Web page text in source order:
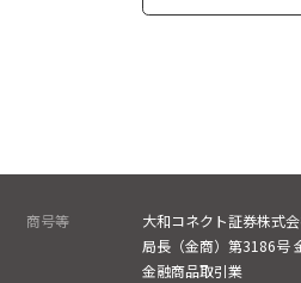
商号等
大和コネクト証券株式
局長（金商）第3186号
金融商品取引業